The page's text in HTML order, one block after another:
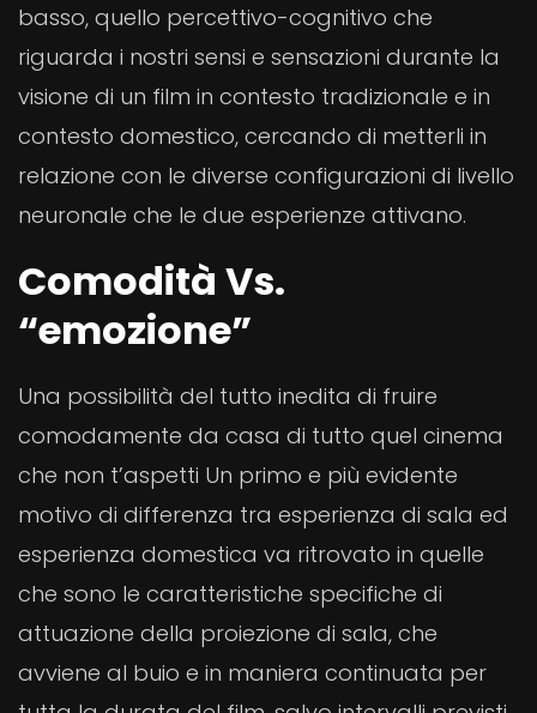
basso, quello percettivo-cognitivo che
riguarda i nostri sensi e sensazioni durante la
visione di un film in contesto tradizionale e in
contesto domestico, cercando di metterli in
relazione con le diverse configurazioni di livello
neuronale che le due esperienze attivano.
Comodità Vs.
“emozione”
Una possibilità del tutto inedita di fruire
comodamente da casa di tutto quel cinema
che non t’aspetti Un primo e più evidente
motivo di differenza tra esperienza di sala ed
esperienza domestica va ritrovato in quelle
che sono le caratteristiche specifiche di
attuazione della proiezione di sala, che
avviene al buio e in maniera continuata per